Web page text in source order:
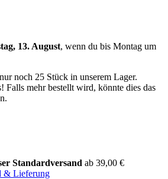
13. August, wenn du bis Montag um
noch 25 Stück in unserem Lager.
Falls mehr bestellt wird, könnte dies das
Standardversand ab 39,00 €
& Lieferung